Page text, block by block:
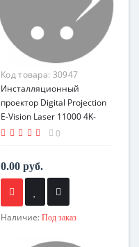
Код товара: 30947
Инсталляционный
проектор Digital Projection
E-Vision Laser 11000 4K-
UHD
0
0.00 руб.
Наличие: Под заказ